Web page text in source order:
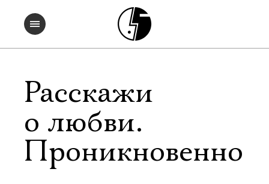
Расскажи
о любви.
Проникновенно